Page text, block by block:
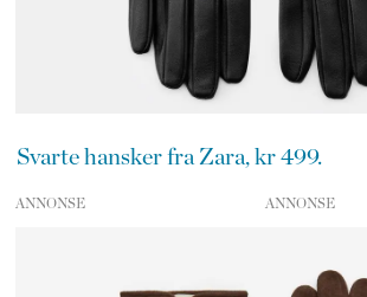
Svarte hansker fra Zara, kr 499.
ANNONSE